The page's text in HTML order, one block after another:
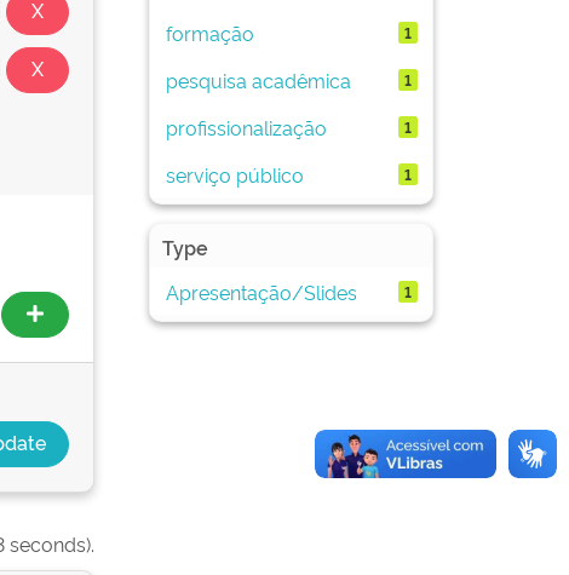
seconds).
formação 1
pesquisa acadêmica 1
profissionalização 1
serviço público 1
Type
Apresentação/Slides
1